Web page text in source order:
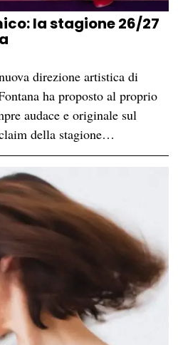
la stagione 26/27
direzione artistica di
ha proposto al proprio
audace e originale sul
della stagione…